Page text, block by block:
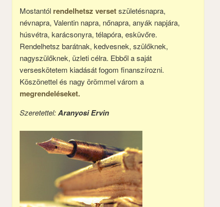
Mostantól rendelhetsz versetszületésnapra,
névnapra, Valentin napra, nőnapra, anyák napjára,
húsvétra, karácsonyra, télapóra, esküvőre.
Rendelhetsz barátnak, kedvesnek, szülőknek,
nagyszülőknek, üzleti célra. Ebből a saját
verseskötetem kiadását fogom finanszírozni.
Köszönettel és nagy örömmel várom a
megrendeléseket.
Szeretettel:Aranyosi Ervin